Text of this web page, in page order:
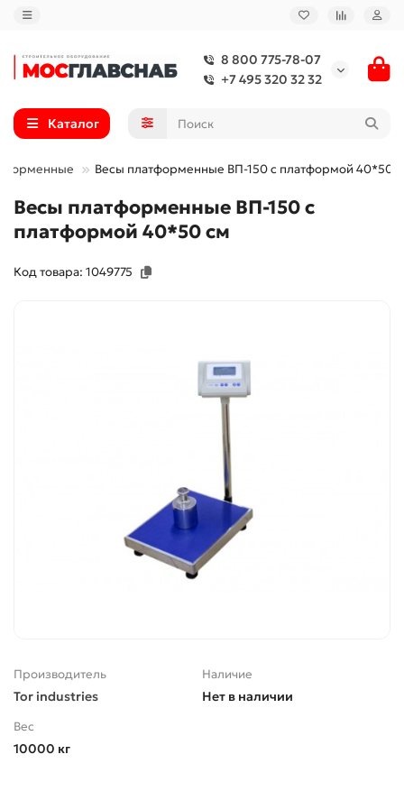
8 800 775-78-07
+7 495 320 32 32
Каталог
Весы платформенные ВП-150 с платформой 40*50
Весы платформенные ВП-150 с
платформой 40*50 см
Код товара: 1049775
Производитель
Tor industries
Наличие
Нет в наличии
Вес
10000 кг